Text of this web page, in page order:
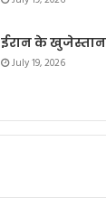
ईरान के खुजेस्तान
July 19, 2026